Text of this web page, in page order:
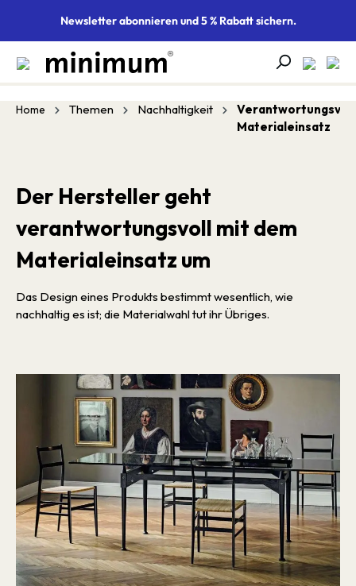
springenNewsletter abonnieren und 5 % Rabatt sichern.
Home Themen Nachhaltigkeit
Materialeinsatz
Der Hersteller geht
verantwortungsvoll mit dem
Materialeinsatz um
Das Design eines Produkts bestimmt wesentlich, wie
nachhaltig es ist; die Materialwahl tut ihr Übriges.